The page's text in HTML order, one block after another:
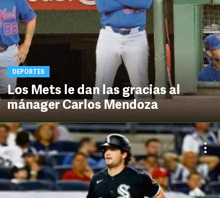
DEPORTES
Los Mets le dan las gracias al
mánager Carlos Mendoza